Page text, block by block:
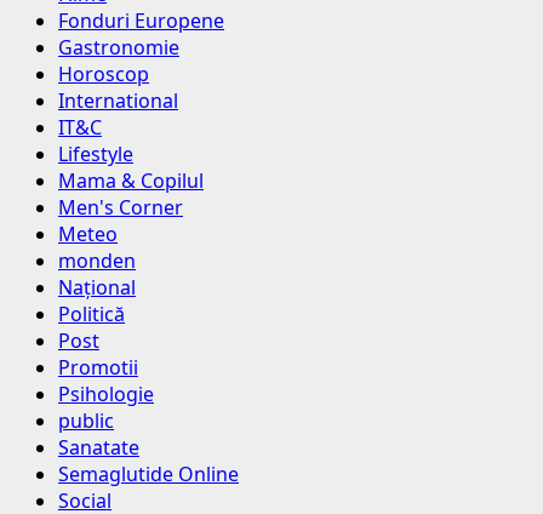
Fonduri Europene
Gastronomie
Horoscop
International
IT&C
Lifestyle
Mama & Copilul
Men's Corner
Meteo
monden
Național
Politică
Post
Promotii
Psihologie
public
Sanatate
Semaglutide Online
Social